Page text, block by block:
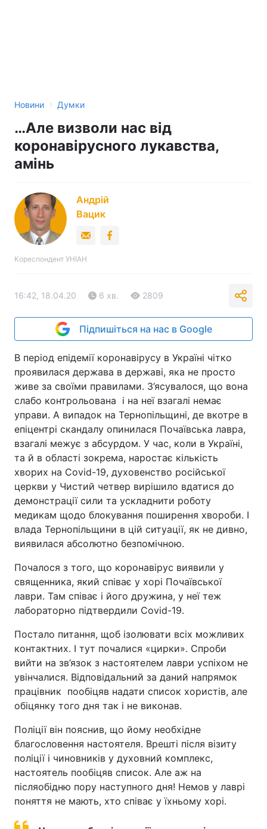
Новини › Думки
…Але визволи нас від
коронавірусного лукавства,
амінь
Андрій
Вацик
Кореспондент УНІАН
16:42, 18.04.20 6 хв. 2809
Підпишіться на нас в Google
В період епідемії коронавірусу в Україні чітко
проявилася держава в державі, яка не просто
живе за своїми правилами. З’ясувалося, що вона
слабо контрольована і на неї взагалі немає
управи. А випадок на Тернопільщині, де вкотре в
епіцентрі скандалу опинилася Почаївська лавра,
взагалі межує з абсурдом. У час, коли в Україні,
та й в області зокрема, наростає кількість
хворих на Covid-19, духовенство російської
церкви у Чистий четвер вирішило вдатися до
демонстрації сили та ускладнити роботу
медикам щодо блокування поширення хвороби. І
влада Тернопільщини в цій ситуації, як не дивно,
виявилася абсолютно безпомічною.
Почалося з того, що коронавірус виявили у
священника, який співає у хорі Почаївської
лаври. Там співає і його дружина, у неї теж
лабораторно підтвердили Covid-19.
Постало питання, щоб ізолювати всіх можливих
контактних. І тут почалися «цирки». Спроби
вийти на зв’язок з настоятелем лаври успіхом не
увінчалися. Відповідальний за даний напрямок
працівник пообіцяв надати список хористів, але
обіцянку того дня так і не виконав.
Поліції він пояснив, що йому необхідне
благословення настоятеля. Врешті після візиту
поліції і чиновників у духовний комплекс,
настоятель пообіцяв список. Але аж на
післяобідню пору наступного дня! Немов у лаврі
поняття не мають, хто співає у їхньому хорі.